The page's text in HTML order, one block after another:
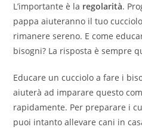
L’importante è la regolarità.
pappa aiuteranno il tuo
rimanere sereno. E come
bisogni? La risposta è sempre
Educare un cucciolo a fare i
aiuterà ad imparare questo
rapidamente. Per preparare i
puoi intanto allevare cani in